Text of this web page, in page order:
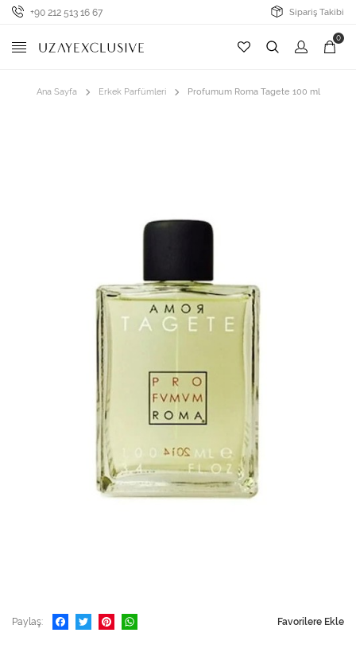
+90 212 513 16 67 Sipariş Takibi
0
Ana Sayfa Erkek Parfümleri Profumum Roma Tagete 100 ml
Paylaş Favorilere Ekle